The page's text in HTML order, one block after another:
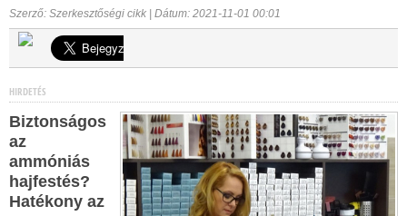
Szerző: Szerkesztőségi cikk | Dátum: 2021-11-01 00:01
HIRDETÉS
Biztonságos
az
ammóniás
hajfestés?
Hatékony az